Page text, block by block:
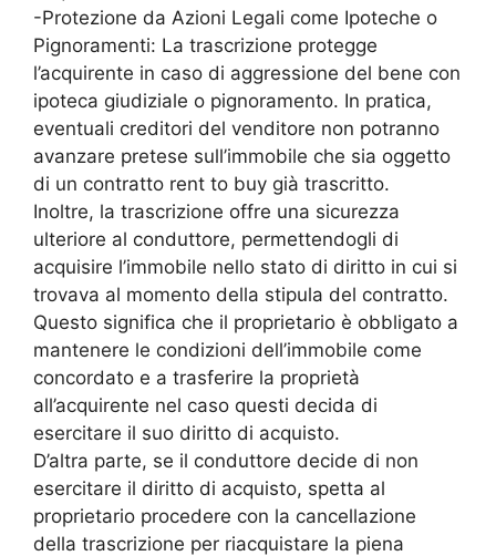
-Protezione da Azioni Legali come Ipoteche o
Pignoramenti: La trascrizione protegge
l’acquirente in caso di aggressione del bene con
ipoteca giudiziale o pignoramento. In pratica,
eventuali creditori del venditore non potranno
avanzare pretese sull’immobile che sia oggetto
di un contratto rent to buy già trascritto.
Inoltre, la trascrizione offre una sicurezza
ulteriore al conduttore, permettendogli di
acquisire l’immobile nello stato di diritto in cui si
trovava al momento della stipula del contratto.
Questo significa che il proprietario è obbligato a
mantenere le condizioni dell’immobile come
concordato e a trasferire la proprietà
all’acquirente nel caso questi decida di
esercitare il suo diritto di acquisto.
D’altra parte, se il conduttore decide di non
esercitare il diritto di acquisto, spetta al
proprietario procedere con la cancellazione
della trascrizione per riacquistare la piena